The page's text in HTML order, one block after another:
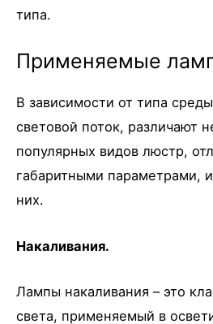
типа.
Применяемые
В зависимости от типа
световой поток, различают
популярных видов люстр,
габаритными параметрами,
них.
Накаливания.
Лампы накаливания – это
света, применяемый в